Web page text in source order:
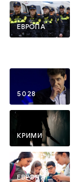
ЕВРОПА
5028
КРИМИ
ЕВРОПА